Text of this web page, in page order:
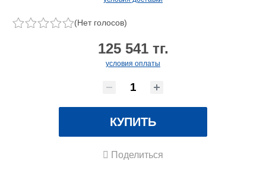
(Нет голосов)
125 541 тг.
условия оплаты
КУПИТЬ
Поделиться